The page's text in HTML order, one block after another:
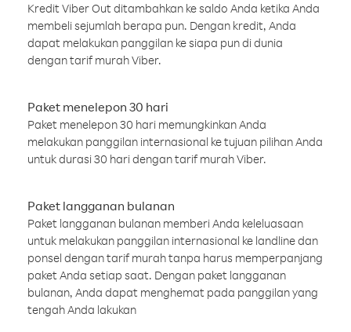
Kredit Viber Out ditambahkan ke saldo Anda ketika Anda
membeli sejumlah berapa pun. Dengan kredit, Anda
dapat melakukan panggilan ke siapa pun di dunia
dengan tarif murah Viber.
Paket menelepon 30 hari
Paket menelepon 30 hari memungkinkan Anda
melakukan panggilan internasional ke tujuan pilihan Anda
untuk durasi 30 hari dengan tarif murah Viber.
Paket langganan bulanan
Paket langganan bulanan memberi Anda keleluasaan
untuk melakukan panggilan internasional ke landline dan
ponsel dengan tarif murah tanpa harus memperpanjang
paket Anda setiap saat. Dengan paket langganan
bulanan, Anda dapat menghemat pada panggilan yang
tengah Anda lakukan